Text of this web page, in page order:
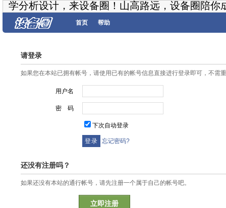
学分析设计，来设备圈！山高路远，设备圈陪你
首页 帮助
请登录
如果您在本站已拥有帐号，请使用已有的帐号信息直接进行登录即可，不需
用户名
密 码
下次自动登录
忘记密码?
还没有注册吗？
如果还没有本站的通行帐号，请先注册一个属于自己的帐号吧。
立即注册